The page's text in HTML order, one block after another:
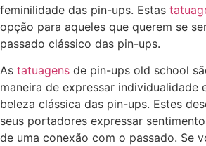
feminilidade das pin-ups. Estas
opção para aqueles que querem se
passado clássico das pin-ups.
As tatuagens de pin-ups old school
maneira de expressar individualidade
beleza clássica das pin-ups. Estes
seus portadores expressar
de uma conexão com o passado. Se